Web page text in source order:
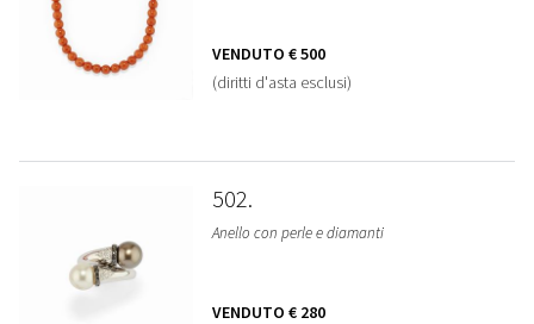
VENDUTO € 500
(diritti d'asta esclusi)
502
Anello con perle e diamanti
VENDUTO € 280